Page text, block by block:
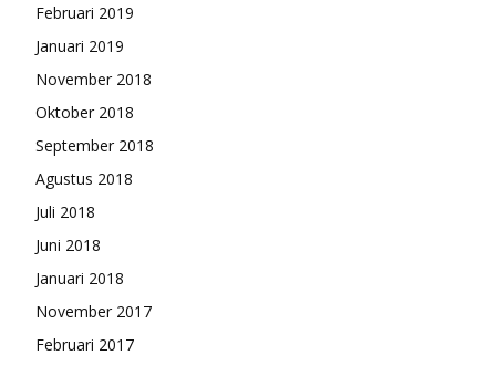
Februari 2019
Januari 2019
November 2018
Oktober 2018
September 2018
Agustus 2018
Juli 2018
Juni 2018
Januari 2018
November 2017
Februari 2017